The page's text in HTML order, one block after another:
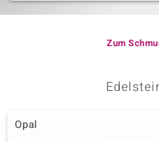
Zum
Opal